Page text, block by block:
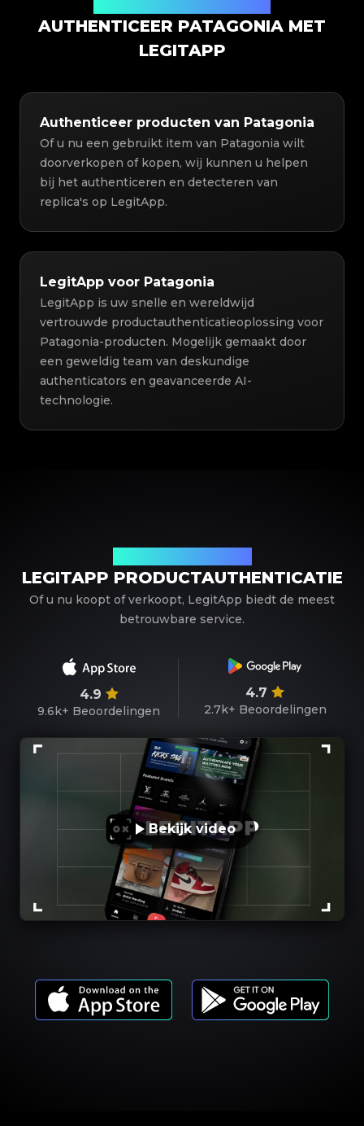
AUTHENTICEER PATAGONIA MET
LEGITAPP
Authenticeer producten van Patagonia
Of u nu een gebruikt item van Patagonia wilt
doorverkopen of kopen, wij kunnen u helpen
bij het authenticeren en detecteren van
replica's op LegitApp.
LegitApp voor Patagonia
LegitApp is uw snelle en wereldwijd
vertrouwde productauthenticatieoplossing voor
Patagonia-producten. Mogelijk gemaakt door
een geweldig team van deskundige
authenticators en geavanceerde AI-
technologie.
LEGITAPP PRODUCTAUTHENTICATIE
Of u nu koopt of verkoopt, LegitApp biedt de meest
betrouwbare service.
4.9
9.6k+ Beoordelingen
4.7
2.7k+ Beoordelingen
Bekijk video